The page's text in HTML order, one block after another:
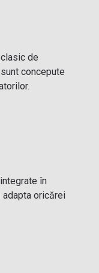
de
concepute
în
adapta oricărei